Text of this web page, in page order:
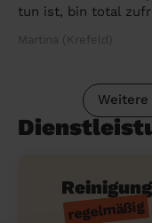
tun ist, bin total
Martina (Krefeld)
Reinigung
regelmäßig